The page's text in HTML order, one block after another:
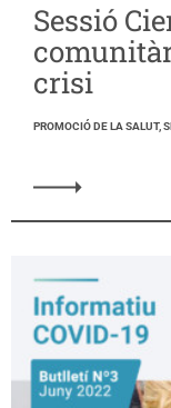
Sessió
crisi
PROMOCIÓ DE LA SALUT,